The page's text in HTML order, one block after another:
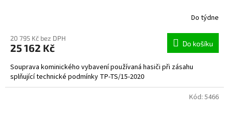
Do týdne
20 795 Kč bez DPH
25 162 Kč Do košíku
Souprava kominického vybavení používaná hasiči při zásahu
splňující technické podmínky TP-TS/15-2020
Kód: 5466